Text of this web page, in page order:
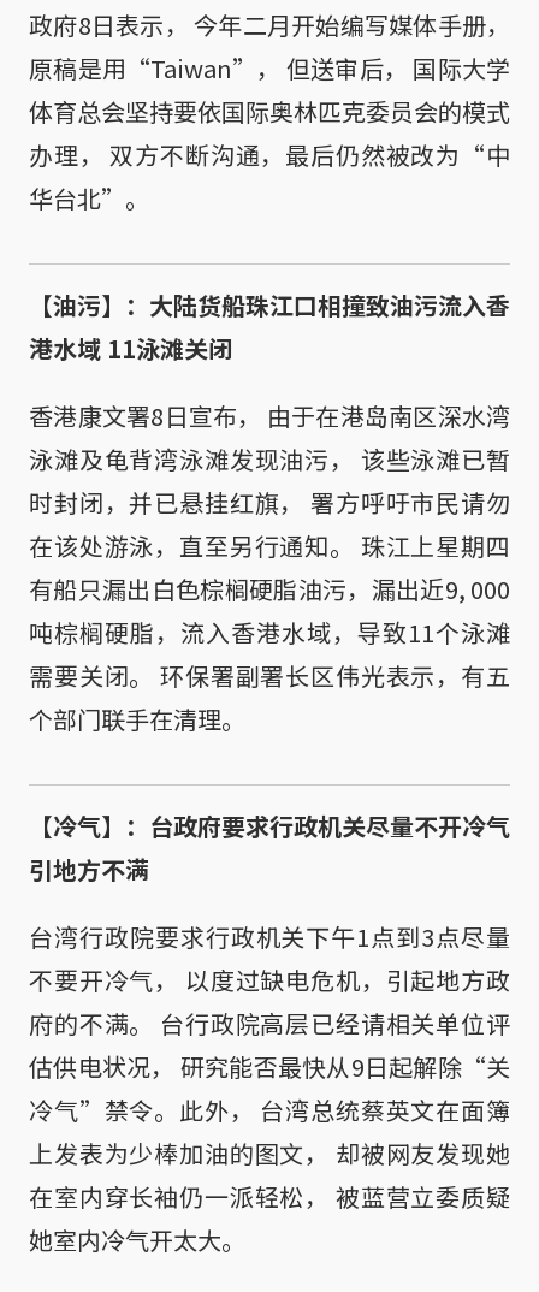
政府8日表示， 今年二月开始编写媒体手册，
原稿是用“Taiwan”， 但送审后， 国际大学
体育总会坚持要依国际奥林匹克委员会的模式
办理， 双方不断沟通，最后仍然被改为“中
华台北”。
【油污】：大陆货船珠江口相撞致油污流入香
港水域 11泳滩关闭
香港康文署8日宣布， 由于在港岛南区深水湾
泳滩及龟背湾泳滩发现油污， 该些泳滩已暂
时封闭，并已悬挂红旗， 署方呼吁市民请勿
在该处游泳，直至另行通知。 珠江上星期四
有船只漏出白色棕榈硬脂油污，漏出近9, 000
吨棕榈硬脂，流入香港水域，导致11个泳滩
需要关闭。 环保署副署长区伟光表示，有五
个部门联手在清理。
【冷气】：台政府要求行政机关尽量不开冷气
引地方不满
台湾行政院要求行政机关下午1点到3点尽量
不要开冷气， 以度过缺电危机，引起地方政
府的不满。 台行政院高层已经请相关单位评
估供电状况， 研究能否最快从9日起解除“关
冷气”禁令。此外， 台湾总统蔡英文在面簿
上发表为少棒加油的图文， 却被网友发现她
在室内穿长袖仍一派轻松， 被蓝营立委质疑
她室内冷气开太大。